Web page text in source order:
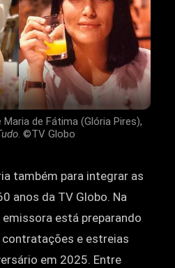
Maria de Fátima (Glória Pires),
. ©TV Globo
também para integrar as
anos da TV Globo. Na
está preparando
e estreias
em 2025. Entre